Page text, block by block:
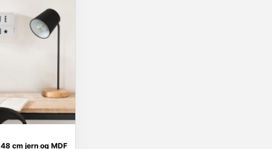
cm jern og MDF